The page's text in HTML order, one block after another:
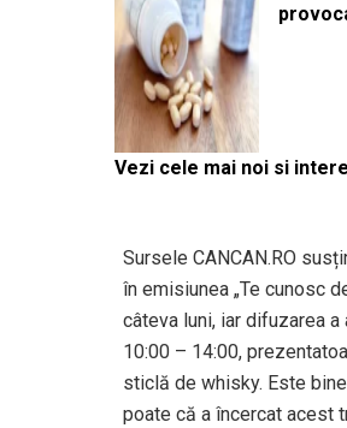
Vezi cele mai noi si
Sursele CANCAN.RO
în emisiunea „Te cunosc
câteva luni, iar difuzarea
10:00 – 14:00,
sticlă de whisky. Este
poate că a încercat acest